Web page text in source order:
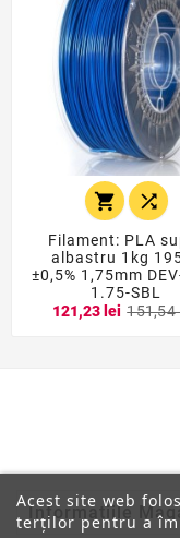
 
Filament: PLA
albastru 1kg
±0,5% 1,75mm
1.75-SBL
121,23 lei 151,54
Informatiile
Acest site web
terților pentru a